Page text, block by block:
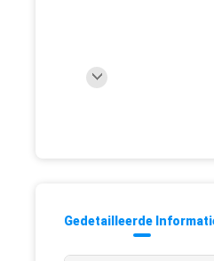
Gedetailleerde